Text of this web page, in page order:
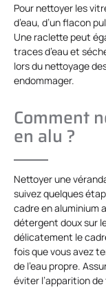
Pour nettoyer les
d’eau, d’un flacon
Une raclette peut
traces d’eau et
lors du nettoyage
endommager.
Comment
en alu ?
Nettoyer une
suivez quelques
cadre en aluminium
détergent doux sur
délicatement le
fois que vous avez
de l’eau propre.
éviter l’apparition de